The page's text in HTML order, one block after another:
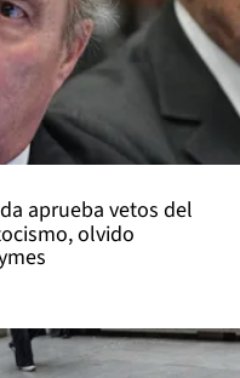
aprueba vetos del
olvido